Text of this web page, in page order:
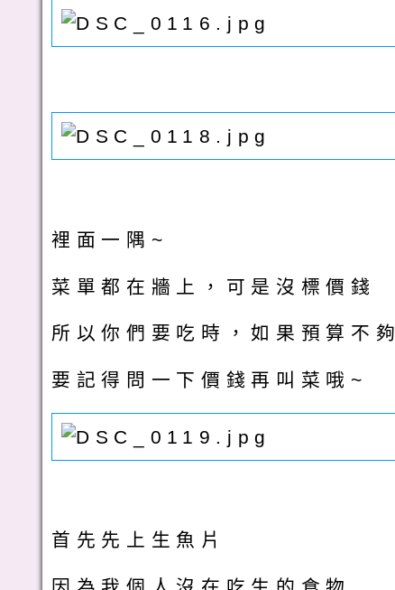
裡面一隅~
菜單都在牆上，可是沒標價錢
所以你們要吃時，如果預算不夠
要記得問一下價錢再叫菜哦~
首先先上生魚片